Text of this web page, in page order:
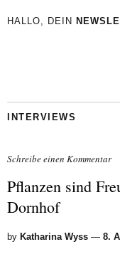
HALLO, DEIN
INTERVIEWS
Schreibe einen Kommentar
Pflanzen sind
Dornhof
by Katharina Wyss — 8.